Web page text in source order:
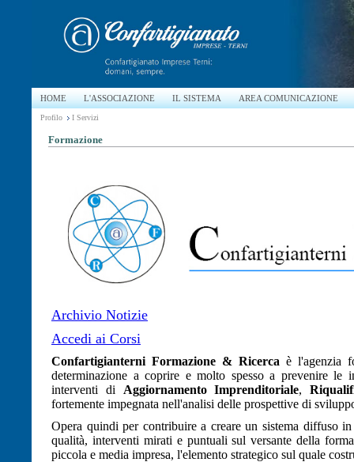
HOME L'ASSOCIAZIONE IL SISTEMA AREA COMUNICAZIONE
Profilo I Servizi
Archivio Notizie
Accedi ai Corsi
Confartigianterni Formazione & Ricerca è l'agenzia
determinazione a coprire e molto spesso a prevenire le
interventi di Aggiornamento Imprenditoriale,
fortemente impegnata nell'analisi delle prospettive di
Opera quindi per contribuire a creare un sistema diffuso
qualità, interventi mirati e puntuali sul versante della
piccola e media impresa, l'elemento strategico sul quale
Formazione